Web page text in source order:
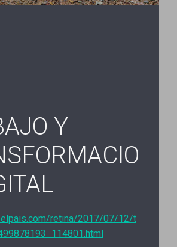
Y
retina/2017/07/12/t